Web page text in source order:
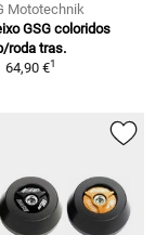
Mototechnik
GSG coloridos
roda tras.
64,90 €1